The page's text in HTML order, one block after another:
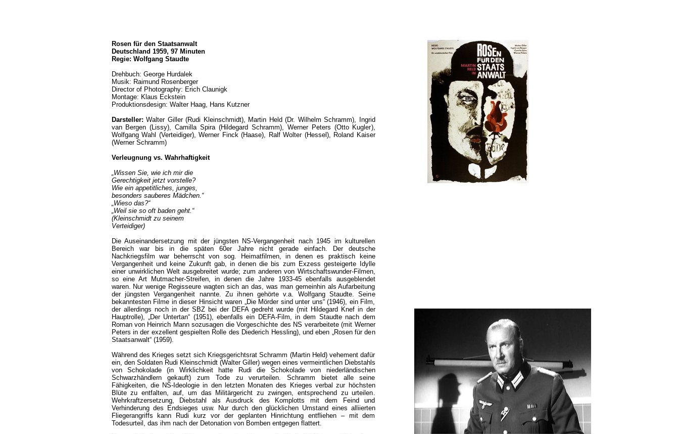
Rosen für den Staatsanwalt
Deutschland 1959, 97 Minuten
Regie: Wolfgang Staudte
Drehbuch: George Hurdalek
Musik: Raimund Rosenberger
Director of Photography: Erich Claunigk
Montage: Klaus Eckstein
Produktionsdesign: Walter Haag, Hans Kutzner
Darsteller: Walter Giller (Rudi Kleinschmidt), Martin Held (Dr. Wilhelm Schramm), Ingrid
van Bergen (Lissy), Camilla Spira (Hildegard Schramm), Werner Peters (Otto Kugler),
Wolfgang Wahl (Verteidiger), Werner Finck (Haase), Ralf Wolter (Hessel), Roland Kaiser
(Werner Schramm)
Verleugnung vs. Wahrhaftigkeit
„Wissen Sie, wie ich mir die
Gerechtigkeit jetzt vorstelle?
Wie ein appetitliches, junges,
besonders sauberes Mädchen.“
„Wieso das?“
„Weil sie so oft baden geht.“
(Kleinschmidt zu seinem
Verteidiger)
Die Auseinandersetzung mit der jüngsten NS-Vergangenheit nach 1945 im kulturellen
Bereich war bis in die späten 60er Jahre nicht gerade einfach. Der deutsche
Nachkriegsfilm war beherrscht von sog. Heimatfilmen, in denen es praktisch keine
Vergangenheit und keine Zukunft gab, in denen die bis zum Exzess gesteigerte Idylle
einer unwirklichen Welt ausgebreitet wurde; zum anderen von Wirtschaftswunder-Filmen,
so eine Art Mutmacher-Streifen, in denen die Jahre 1933-45 ebenfalls ausgeblendet
waren. Nur wenige Regisseure wagten sich an das, was man gemeinhin als Aufarbeitung
der jüngsten Vergangenheit nannte. Zu ihnen gehörte v.a. Wolfgang Staudte. Seine
bekanntesten Filme in dieser Hinsicht waren „Die Mörder sind unter uns“ (1946), ein Film,
der allerdings noch in der SBZ bei der DEFA gedreht wurde (mit Hildegard Knef in der
Hauptrolle), „Der Untertan“ (1951), ebenfalls ein DEFA-Film, in dem Staudte nach dem
Roman von Heinrich Mann sozusagen die Vorgeschichte des NS verarbeitete (mit Werner
Peters in der exzellent gespielten Rolle des Diederich Hessling), und eben „Rosen für den
Staatsanwalt“ (1959).
Während des Krieges setzt sich Kriegsgerichtsrat Schramm (Martin Held) vehement dafür
ein, den Soldaten Rudi Kleinschmidt (Walter Giller) wegen eines vermeintlichen Diebstahls
von Schokolade (in Wirklichkeit hatte Rudi die Schokolade von niederländischen
Schwarzhändlern gekauft) zum Tode zu verurteilen. Schramm bietet alle seine
Fähigkeiten, die NS-Ideologie in den letzten Monaten des Krieges verbal zur höchsten
Blüte zu entfalten, auf, um das Militärgericht zu zwingen, entsprechend zu urteilen.
Wehrkraftzersetzung, Diebstahl als Ausdruck des Komplotts mit dem Feind und
Verhinderung des Endsieges usw. Nur durch den glücklichen Umstand eines alliierten
Fliegerangriffs kann Rudi kurz vor der geplanten Hinrichtung entfliehen – mit dem
Todesurteil, das ihm nach der Detonation von Bomben entgegen flattert.